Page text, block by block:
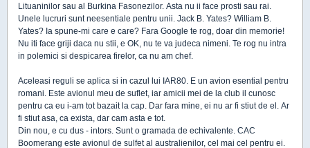
Lituaninilor sau al Burkina Fasonezilor. Asta nu ii face prosti sau rai.
Unele lucruri sunt neesentiale pentru unii. Jack B. Yates? William B.
Yates? Ia spune-mi care e care? Fara Google te rog, doar din memorie!
Nu iti face griji daca nu stii, e OK, nu te va judeca nimeni. Te rog nu intra
in polemici si despicarea firelor, ca nu am chef.
Aceleasi reguli se aplica si in cazul lui IAR80. E un avion esential pentru
romani. Este avionul meu de suflet, iar amicii mei de la club il cunosc
pentru ca eu i-am tot bazait la cap. Dar fara mine, ei nu ar fi stiut de el. Ar
fi stiut asa, ca exista, dar cam asta e tot.
Din nou, e cu dus - intors. Sunt o gramada de echivalente. CAC
Boomerang este avionul de sulfet al australienilor, cel mai cel pentru ei.